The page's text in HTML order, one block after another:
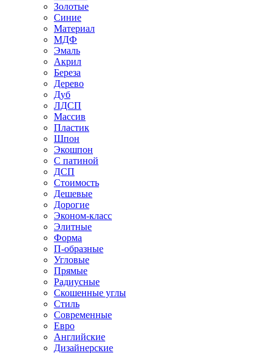
Золотые
Синие
Материал
МДФ
Эмаль
Акрил
Береза
Дерево
Дуб
ЛДСП
Массив
Пластик
Шпон
Экошпон
С патиной
ДСП
Стоимость
Дешевые
Дорогие
Эконом-класс
Элитные
Форма
П-образные
Угловые
Прямые
Радиусные
Скошенные углы
Стиль
Современные
Евро
Английские
Дизайнерские